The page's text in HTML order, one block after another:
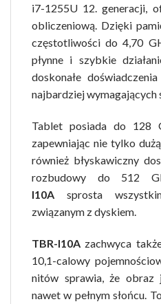
i7-1255U 12. generacji,
obliczeniową. Dzięki
częstotliwości do 4,70
płynne i szybkie
doskonałe
najbardziej wymagających
Tablet posiada do 128
zapewniając nie tylko
również błyskawiczny
rozbudowy do 512
I10A sprosta
związanym z dyskiem.
TBR-I10A zachwyca
10,1-calowy
nitów sprawia, że obraz
nawet w pełnym słońcu.